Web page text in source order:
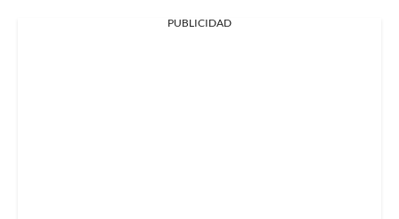
PUBLICIDAD